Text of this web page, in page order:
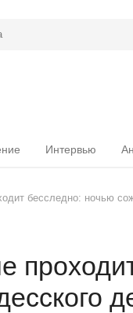
Интервью
бесследно: ночью